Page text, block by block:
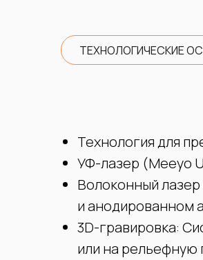
ТЕХНОЛОГИЧЕСКИЕ
Технология для
УФ-лазер (Meeyo
Волоконный
и анодированном
3D-гравировка:
или на рельефную